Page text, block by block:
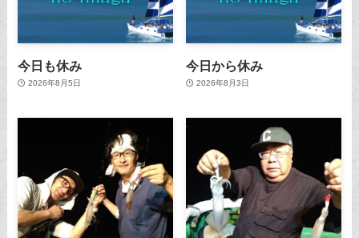
今日も休み
2026年8月5日
今日から休み
2026年8月3日